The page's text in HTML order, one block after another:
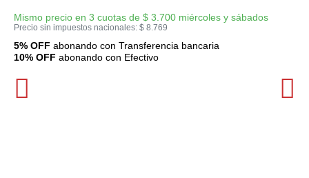
Mismo precio en 3 cuotas de $ 3.700 miércoles y sábados
Precio sin impuestos nacionales: $ 8.769
5% OFF abonando con Transferencia bancaria
10% OFF abonando con Efectivo